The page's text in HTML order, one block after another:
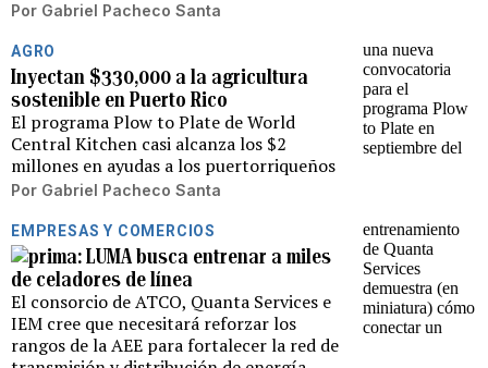
Por Gabriel Pacheco Santa
AGRO
Inyectan $330,000 a la agricultura
sostenible en Puerto Rico
El programa Plow to Plate de World
Central Kitchen casi alcanza los $2
millones en ayudas a los puertorriqueños
Por Gabriel Pacheco Santa
EMPRESAS Y COMERCIOS
LUMA busca entrenar a miles
de celadores de línea
El consorcio de ATCO, Quanta Services e
IEM cree que necesitará reforzar los
rangos de la AEE para fortalecer la red de